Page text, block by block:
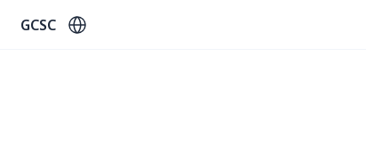
GCSC Select Language